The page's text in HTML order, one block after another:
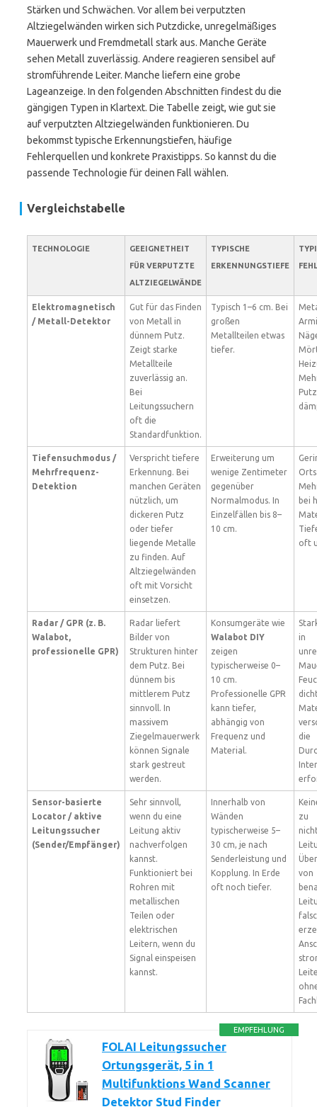
Stärken und Schwächen. Vor allem bei verputzten
Altziegelwänden wirken sich Putzdicke, unregelmäßiges
Mauerwerk und Fremdmetall stark aus. Manche Geräte
sehen Metall zuverlässig. Andere reagieren sensibel auf
stromführende Leiter. Manche liefern eine grobe
Lageanzeige. In den folgenden Abschnitten findest du die
gängigen Typen in Klartext. Die Tabelle zeigt, wie gut sie
auf verputzten Altziegelwänden funktionieren. Du
bekommst typische Erkennungstiefen, häufige
Fehlerquellen und konkrete Praxistipps. So kannst du die
passende Technologie für deinen Fall wählen.
Vergleichstabelle
TECHNOLOGIE
GEEIGNETHEIT
FÜR VERPUTZTE
ALTZIEGELWÄNDE
TYPISCHE
ERKENNUNGSTIEFE
Elektromagnetisch
/ Metall-Detektor
Gut für das Finden
von Metall in
dünnem Putz.
Zeigt starke
Metallteile
zuverlässig an.
Bei
Leitungssuchern
oft die
Standardfunktion.
Typisch 1–6 cm. Bei
großen
Metallteilen etwas
tiefer.
Tiefensuchmodus /
Mehrfrequenz-
Detektion
Verspricht tiefere
Erkennung. Bei
manchen Geräten
nützlich, um
dickeren Putz
oder tiefer
liegende Metalle
zu finden. Auf
Altziegelwänden
oft mit Vorsicht
einsetzen.
Erweiterung um
wenige Zentimeter
gegenüber
Normalmodus. In
Einzelfällen bis 8–
10 cm.
bei
oft
Radar / GPR (z. B.
Walabot,
professionelle GPR)
Radar liefert
Bilder von
Strukturen hinter
dem Putz. Bei
dünnem bis
mittlerem Putz
sinnvoll. In
massivem
Ziegelmauerwerk
können Signale
stark gestreut
werden.
Konsumgeräte wie
Walabot DIY
zeigen
typischerweise 0–
10 cm.
Professionelle GPR
kann tiefer,
abhängig von
Frequenz und
Material.
in
die
Sensor-basierte
Locator / aktive
Leitungssucher
(Sender/Empfänger)
Sehr sinnvoll,
wenn du eine
Leitung aktiv
nachverfolgen
kannst.
Funktioniert bei
Rohren mit
metallischen
Teilen oder
elektrischen
Leitern, wenn du
Signal einspeisen
kannst.
Innerhalb von
Wänden
typischerweise 5–
30 cm, je nach
Senderleistung und
Kopplung. In Erde
oft noch tiefer.
zu
von
EMPFEHLUNG
FOLAI Leitungssucher
Ortungsgerät, 5 in 1
Multifunktions Wand Scanner
Detektor Stud Finder